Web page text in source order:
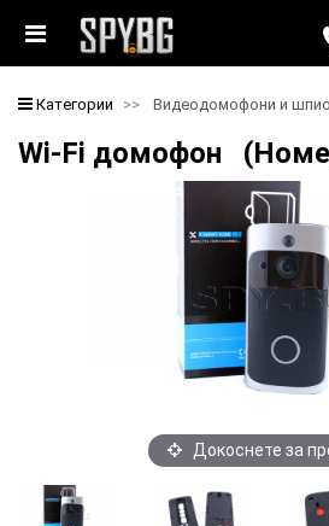
Категории Видеодомофони и
Wi-Fi домофон
Докоснете за